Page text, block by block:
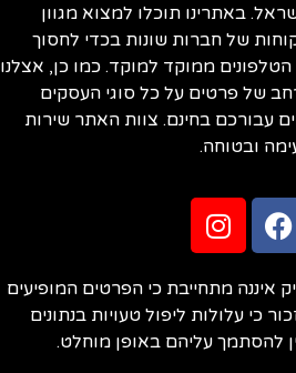
באתרינו תוכלו למצוא מגוון
של חברות שונות בכדי לחסוך
ממוקד למוקד. כמו כן, אצלנו
של פרטים על כל סוגי העסקים
עבורכם בחינם. צוות האתר שירות
ובטוחה.
איננה מתחייבת כי הפרטים המופיעים
כי עלולות ליפול טעויות בנתונים
להסתמך עליהם באופן מוחלט.